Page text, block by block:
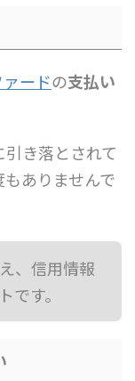
ードの支払い
き落とされて
ありませんで
、信用情報
です。